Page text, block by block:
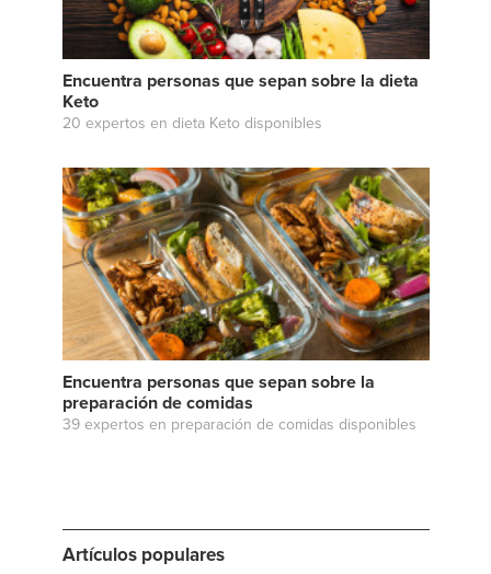
Encuentra personas que sepan sobre la dieta
Keto
20 expertos en dieta Keto disponibles
Encuentra personas que sepan sobre la
preparación de comidas
39 expertos en preparación de comidas disponibles
Artículos populares